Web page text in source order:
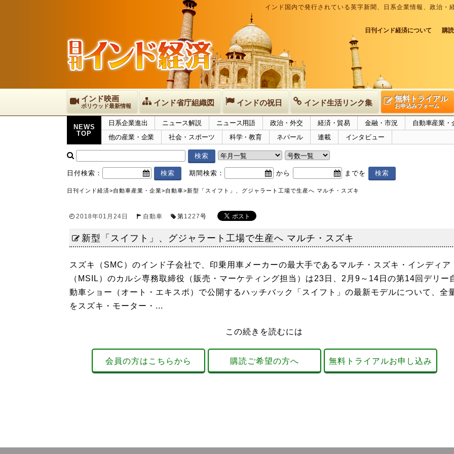
インド国内で発行されている英字新聞、日系企業情報、政治
日刊インド経済について 購
インド映画
ボリウッド最新情報 インド省庁組織図 インドの祝日 インド生活リンク集 無料トライアル
お申込みフォーム
NEWS
TOP
日系企業進出 ニュース解説 ニュース用語 政治・外交 経済・貿易 金融・市況
自動車産業・
他の産業・企業
社会・スポーツ 科学・教育 ネパール 連載 インタビュー
日付検索： 期間検索： から までを
日刊インド経済>自動車産業・企業>自動車>新型「スイフト」、グジャラート工場で生産へ マルチ・スズキ
2018年01月24日 自動車 第1227号
新型「スイフト」、グジャラート工場で生産へ マルチ・スズキ
スズキ（SMC）のインド子会社で、印乗用車メーカーの最大手であるマルチ・スズキ・インディア
（MSIL）のカルシ専務取締役（販売・マーケティング担当）は23日、2月9～14日の第14回デリー
動車ショー（オート・エキスポ）で公開するハッチバック「スイフト」の最新モデルについて、全
をスズキ・モーター・...
この続きを読むには
会員の方はこちらから 購読ご希望の方へ 無料トライアルお申し込み